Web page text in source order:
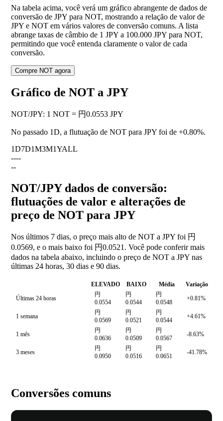
Na tabela acima, você verá um gráfico abrangente de dados de
conversão de JPY para NOT, mostrando a relação de valor de
JPY e NOT em vários valores de conversão comuns. A lista
abrange taxas de câmbio de 1 JPY a 100.000 JPY para NOT,
permitindo que você entenda claramente o valor de cada
conversão.
Compre NOT agora
Gráfico de NOT a JPY
NOT/JPY: 1 NOT = 円0.0553 JPY
No passado 1D, a flutuação de NOT para JPY foi de +0.80%.
1D7D1M3M1YALL
----
--
NOT/JPY dados de conversão:
flutuações de valor e alterações de
preço de NOT para JPY
Nos últimos 7 dias, o preço mais alto de NOT a JPY foi 円
0.0569, e o mais baixo foi 円0.0521. Você pode conferir mais
dados na tabela abaixo, incluindo o preço de NOT a JPY nas
últimas 24 horas, 30 dias e 90 dias.
ELEVADO BAIXO Média
Variação
Últimas 24 horas
円
0.0554
円
0.0544
円
0.0548
+0.81%
1 semana
円
0.0569
円
0.0521
円
0.0544
+4.61%
1 mês
円
0.0636
円
0.0509
円
0.0567
-8.63%
3 meses
円
0.0950
円
0.0516
円
0.0651
-41.78%
Conversões comuns